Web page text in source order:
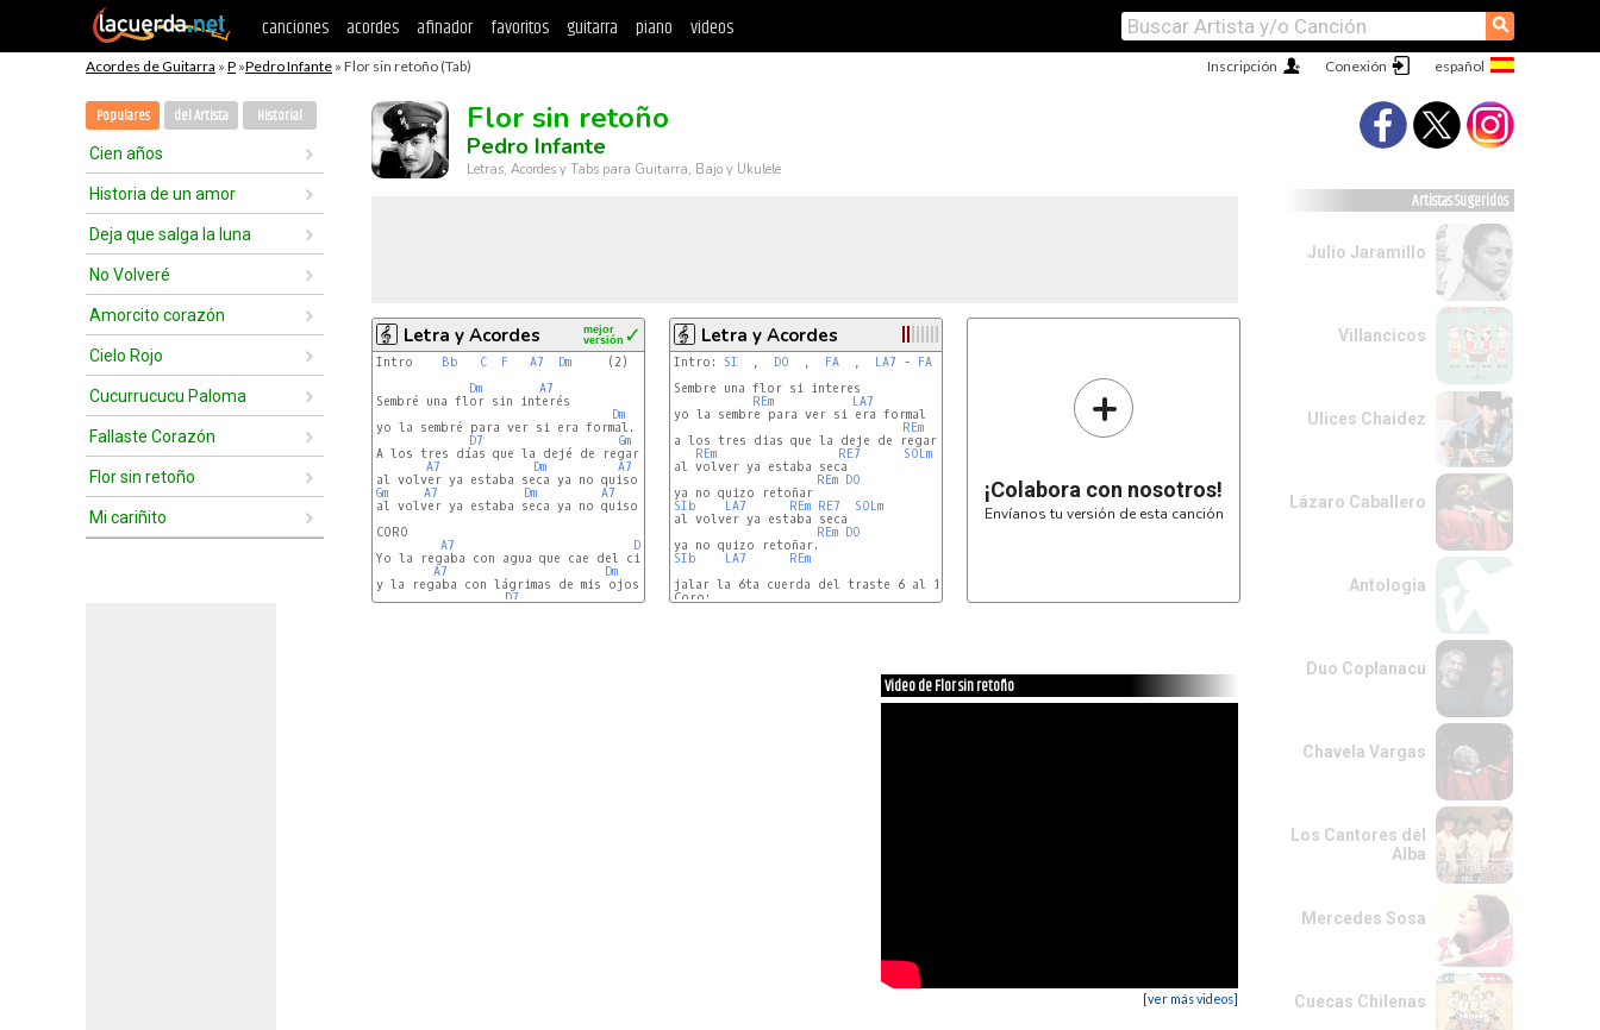
canciones acordes afinador favoritos guitarra piano videos ⚲
Acordes de Guitarra » P »Pedro Infante » Flor sin retoño (Tab) Conexión
Inscripción
Populares del Artista Historial
Cien años
Historia de un amor
Deja que salga la luna
No Volveré
Amorcito corazón
Cielo Rojo
Cucurrucucu Paloma
Fallaste Corazón
Flor sin retoño
Mi cariñito
Flor sin retoño
Pedro Infante
Letras, Acordes y Tabs para Guitarra, Bajo y Ukulele
Letra y Acordes ✓
mejor
versión
Intro Bb C F A7 Dm
     (2)   Riff 1
Dm
A7
Sembré una flor sin interés
Dm
yo la sembré para ver si era formal.
D7
Gm
A los tres días que la dejé de regar
A7
Dm A7
Dm
Gm
A7 Dm A7 Dm
    Riff 1
al volver ya estaba seca ya no quiso retoñar.
CORO
A7
Dm
Yo la regaba con agua que cae del cielo
A7
Dm
y la regaba con lágrimas de mis ojos.
D7
Gm
Letra y Acordes
Intro: SI
  ,
DO
  ,
FA
  ,
LA7 - FA
Sembre una flor si interes
REm
LA7
yo la sembre para ver si era formal
REm
a los tres dias que la deje de regar
REm
RE7
SOLm
al volver ya estaba seca
REm DO
SIb
LA7 REm RE7
SOLm
al volver ya estaba seca
REm DO
SIb
LA7
REm
jalar la 6ta cuerda del traste 6 al 1
Coro:
+
¡Colabora con nosotros!
Envíanos tu versión de esta canción
Video de Flor sin retoño
[ver más videos]
Artistas Sugeridos
Julio Jaramillo
Villancicos
Ulices Chaidez
Lázaro Caballero
Antologia
Duo Coplanacu
Chavela Vargas
Los Cantores del
Alba
Mercedes Sosa
Cuecas Chilenas